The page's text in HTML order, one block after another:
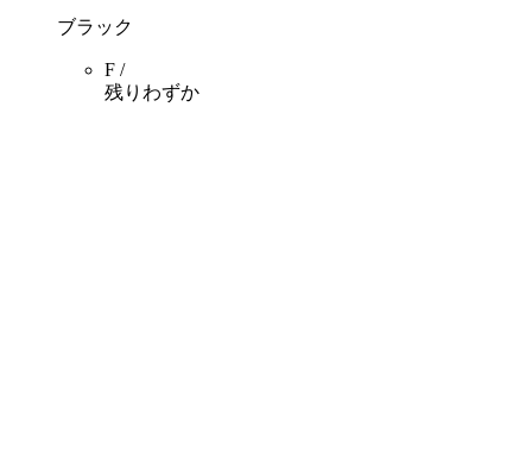
ブラック
F /
残りわずか